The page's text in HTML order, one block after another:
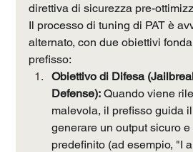
direttiva di sicurezza pre-
Il processo di tuning di PAT è
alternato, con due obiettivi
prefisso:
Obiettivo di Difesa
Defense): Quando viene
malevola, il prefisso guida
generare un output sicuro
predefinito (ad esempio, "I